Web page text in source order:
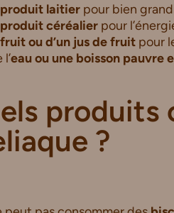
produit laitier pour bien
produit céréalier pour
fruit ou d’un jus de fruit pour
eau ou une boisson pauvre
produits
?